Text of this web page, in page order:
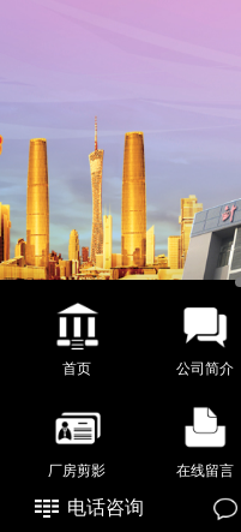
电话咨询
首页 公司简介
厂房剪影 在线留言